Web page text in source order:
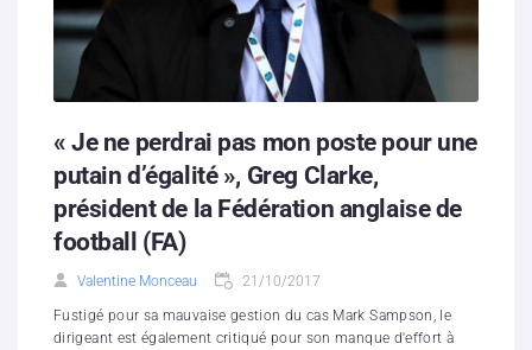
Hébergement solidaire
« Je ne perdrai pas mon poste pour une
putain d’égalité », Greg Clarke,
président de la Fédération anglaise de
football (FA)
Valentine Monceau 21/10/2017
Fustigé pour sa mauvaise gestion du cas Mark Sampson, le
dirigeant est également critiqué pour son manque d'effort à